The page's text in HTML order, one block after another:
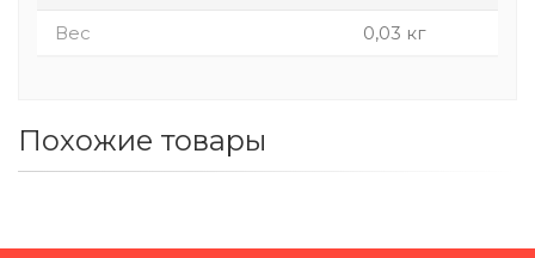
Вес 0,03 кг
Похожие товары